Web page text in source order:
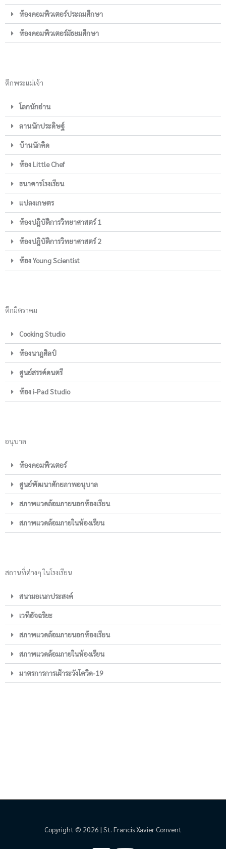
ห้องคอมพิวเตอร์ประถมศึกษา
ห้องคอมพิวเตอร์มัธยมศึกษา
ตึกพระแม่เจ้า
โลกนักอ่าน
ลานนักประดิษฐ์
บ้านนักคิด
ห้อง Little Chef
ธนาคารโรงเรียน
แปลงเกษตร
ห้องปฎิบัติการวิทยาศาสตร์ 1
ห้องปฎิบัติการวิทยาศาสตร์ 2
ห้อง Young Scientist
ตึกมิตราคม
Cooking Studio
ห้องนาฎศิลป์
ศูนย์สรรค์ดนตรี
ห้อง i-Pad Studio
อนุบาล
ห้องคอมพิวเตอร์
ศูนย์พัฒนาศักยภาพอนุบาล
สภาพแวดล้อมภายนอกห้องเรียน
สภาพแวดล้อมภายในห้องเรียน
สถานที่ต่างๆ ในโรงเรียน
สนามอเนกประสงค์
เวทีอัจฉริยะ
สภาพแวดล้อมภายนอกห้องเรียน
สภาพแวดล้อมภายในห้องเรียน
มาตรการการเฝ้าระวังโควิด-19
Copyright © 2026 | St. Francis Xavier Convent